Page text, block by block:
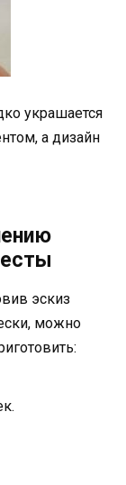
украшается
а дизайн
эскиз
можно